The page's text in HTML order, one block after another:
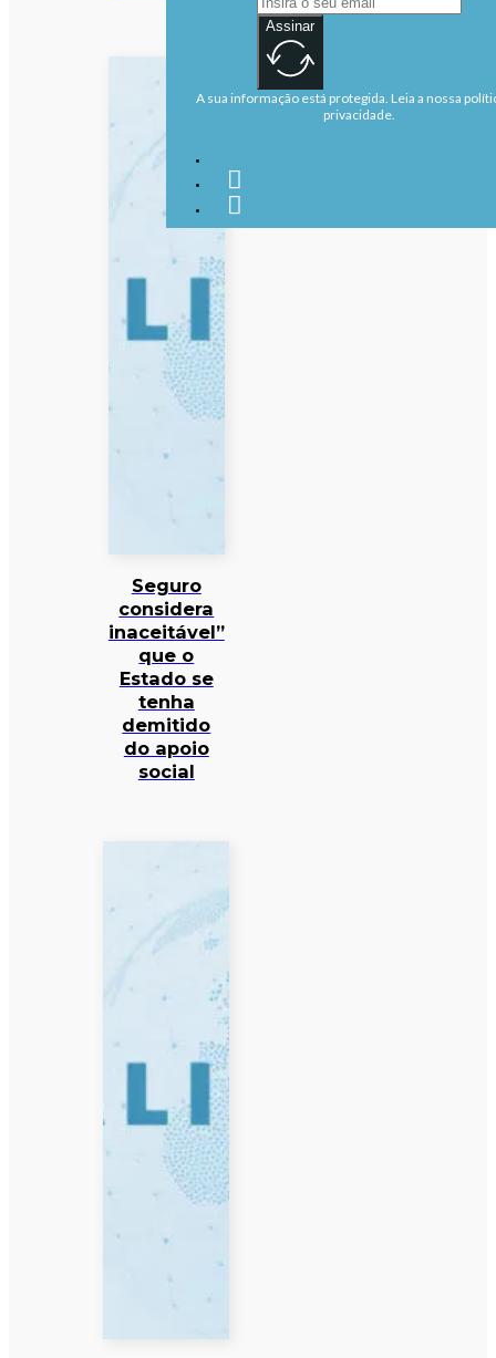
Seguro
considera
inaceitável”
que o
Estado se
tenha
demitido
do apoio
social
Assinar
A sua informação está protegida. Leia a nossa
privacidade.